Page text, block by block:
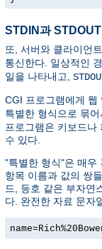
STDIN과 STDOUT
또, 서버와 클라이언
통신한다. 일상적인
일을 나타내고,
CGI 프로그램에게 웹
특별한 형식으로 묶
프로그램은 키보드나
수 있다.
"특별한 형식"은 매우
항목 이름과 값의 쌍
드, 등호 같은 부자연
다. 완전한 자료 문자